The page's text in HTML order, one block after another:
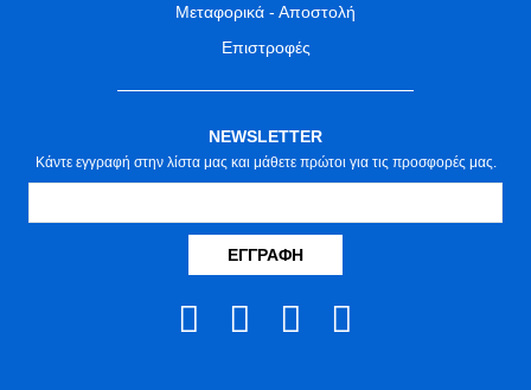
Μεταφορικά - Αποστολή
Επιστροφές
NEWSLETTER
Κάντε εγγραφή στην λίστα μας και μάθετε πρώτοι για τις προσφορές μας.
ΕΓΓΡΑΦΉ